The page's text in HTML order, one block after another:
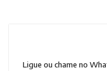
Ligue ou chame no